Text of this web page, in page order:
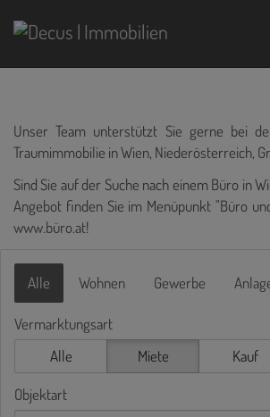
Unser Team unterstützt Sie gerne bei
Traumimmobilie in Wien, Niederösterreich,
Sind Sie auf der Suche nach einem Büro in
Angebot finden Sie im Menüpunkt "Büro
www.büro.at!
Alle Wohnen Gewerbe
Vermarktungsart
Alle
Miete Kauf
Objektart